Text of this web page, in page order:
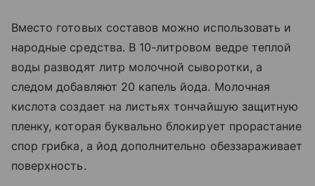
Вместо готовых составов можно использовать и
народные средства. В 10-литровом ведре теплой
воды разводят литр молочной сыворотки, а
следом добавляют 20 капель йода. Молочная
кислота создает на листьях тончайшую защитную
пленку, которая буквально блокирует прорастание
спор грибка, а йод дополнительно обеззараживает
поверхность.